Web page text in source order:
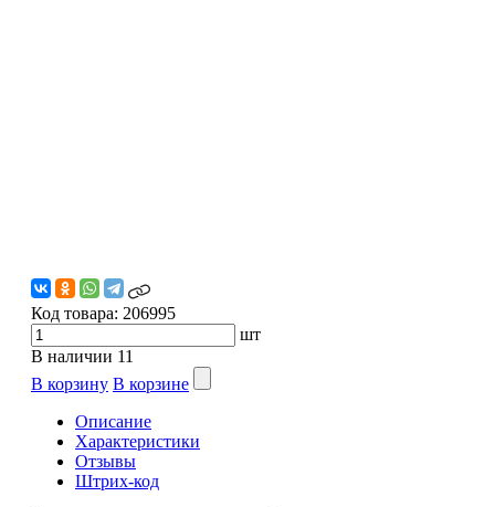
Код товара: 206995
шт
В наличии 11
В корзину В корзине
Описание
Характеристики
Отзывы
Штрих-код